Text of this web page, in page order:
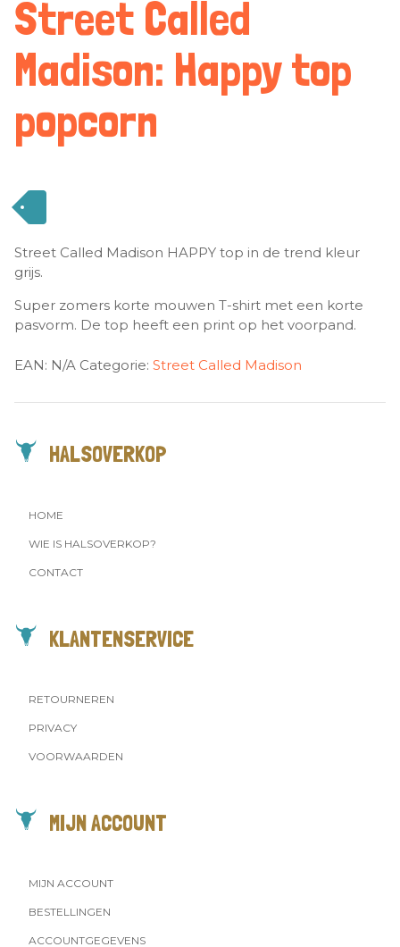
Street Called
Madison: Happy top
popcorn
Street Called Madison HAPPY top in de trend kleur
grijs.
Super zomers korte mouwen T-shirt met een korte
pasvorm. De top heeft een print op het voorpand.
EAN: N/A Categorie: Street Called Madison
HALSOVERKOP
HOME
WIE IS HALSOVERKOP?
CONTACT
KLANTENSERVICE
RETOURNEREN
PRIVACY
VOORWAARDEN
MIJN ACCOUNT
MIJN ACCOUNT
BESTELLINGEN
ACCOUNTGEGEVENS